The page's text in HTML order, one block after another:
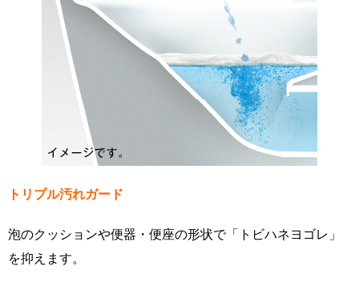
トリプル汚れガード
泡のクッションや便器・便座の形状で「トビハネヨゴレ」
を抑えます。